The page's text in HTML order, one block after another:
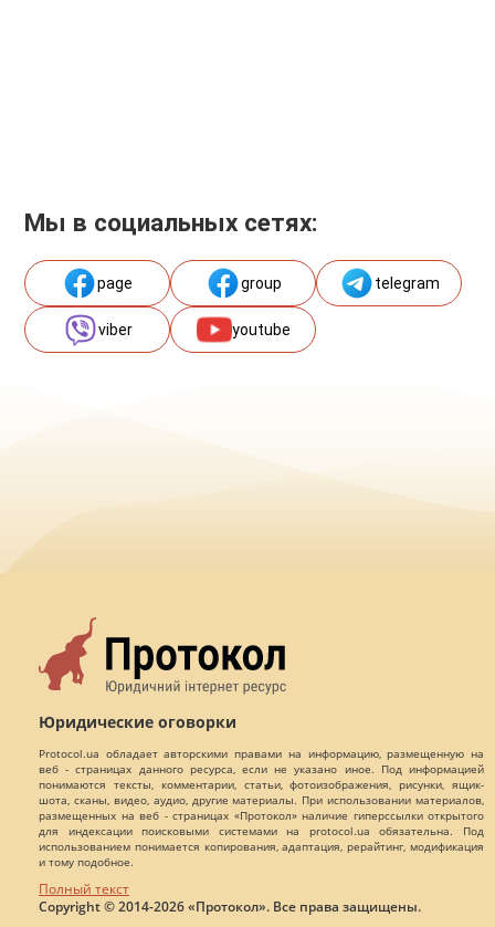
Мы в социальных сетях:
page group telegram
viber youtube
Юридические оговорки
Protocol.ua обладает авторскими правами на информацию, размещенную на
веб - страницах данного ресурса, если не указано иное. Под информацией
понимаются тексты, комментарии, статьи, фотоизображения, рисунки, ящик-
шота, сканы, видео, аудио, другие материалы. При использовании материалов,
размещенных на веб - страницах «Протокол» наличие гиперссылки открытого
для индексации поисковыми системами на protocol.ua обязательна. Под
использованием понимается копирования, адаптация, рерайтинг, модификация
и тому подобное.
Полный текст
Copyright © 2014-2026 «Протокол». Все права защищены.